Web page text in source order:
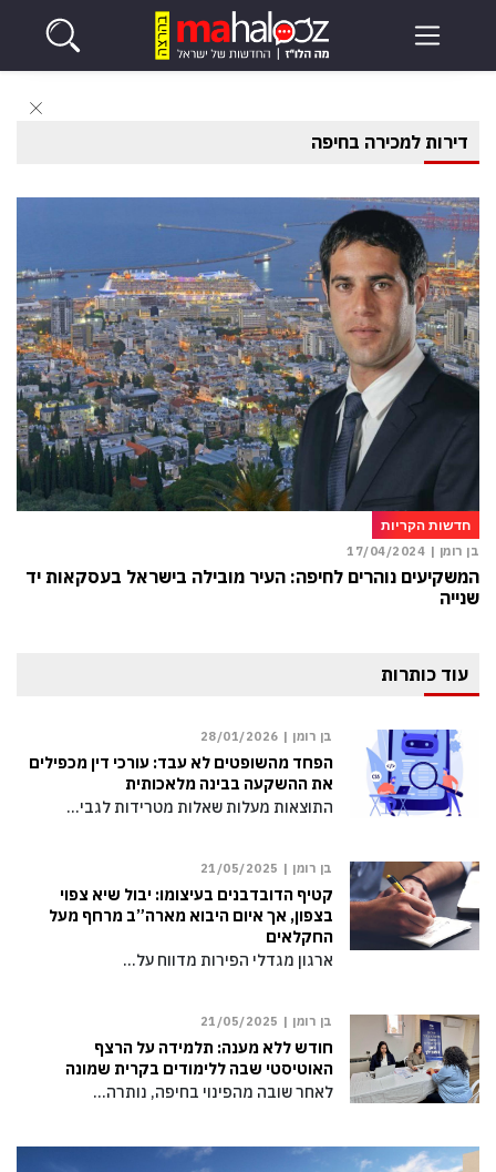
דירות למכירה בחיפה
חדשות הקריות
בן רומן | 17/04/2024
המשקיעים נוהרים לחיפה: העיר מובילה בישראל בעסקאות יד
שנייה
עוד כותרות
בן רומן | 28/01/2026
הפחד מהשופטים לא עבד: עורכי דין מכפילים
את ההשקעה בבינה מלאכותית
התוצאות מעלות שאלות מטרידות לגבי…
בן רומן | 21/05/2025
קטיף הדובדבנים בעיצומו: יבול שיא צפוי
בצפון, אך איום היבוא מארה”ב מרחף מעל
החקלאים
ארגון מגדלי הפירות מדווח על…
בן רומן | 21/05/2025
חודש ללא מענה: תלמידה על הרצף
האוטיסטי שבה ללימודים בקרית שמונה
לאחר שובה מהפינוי בחיפה, נותרה…